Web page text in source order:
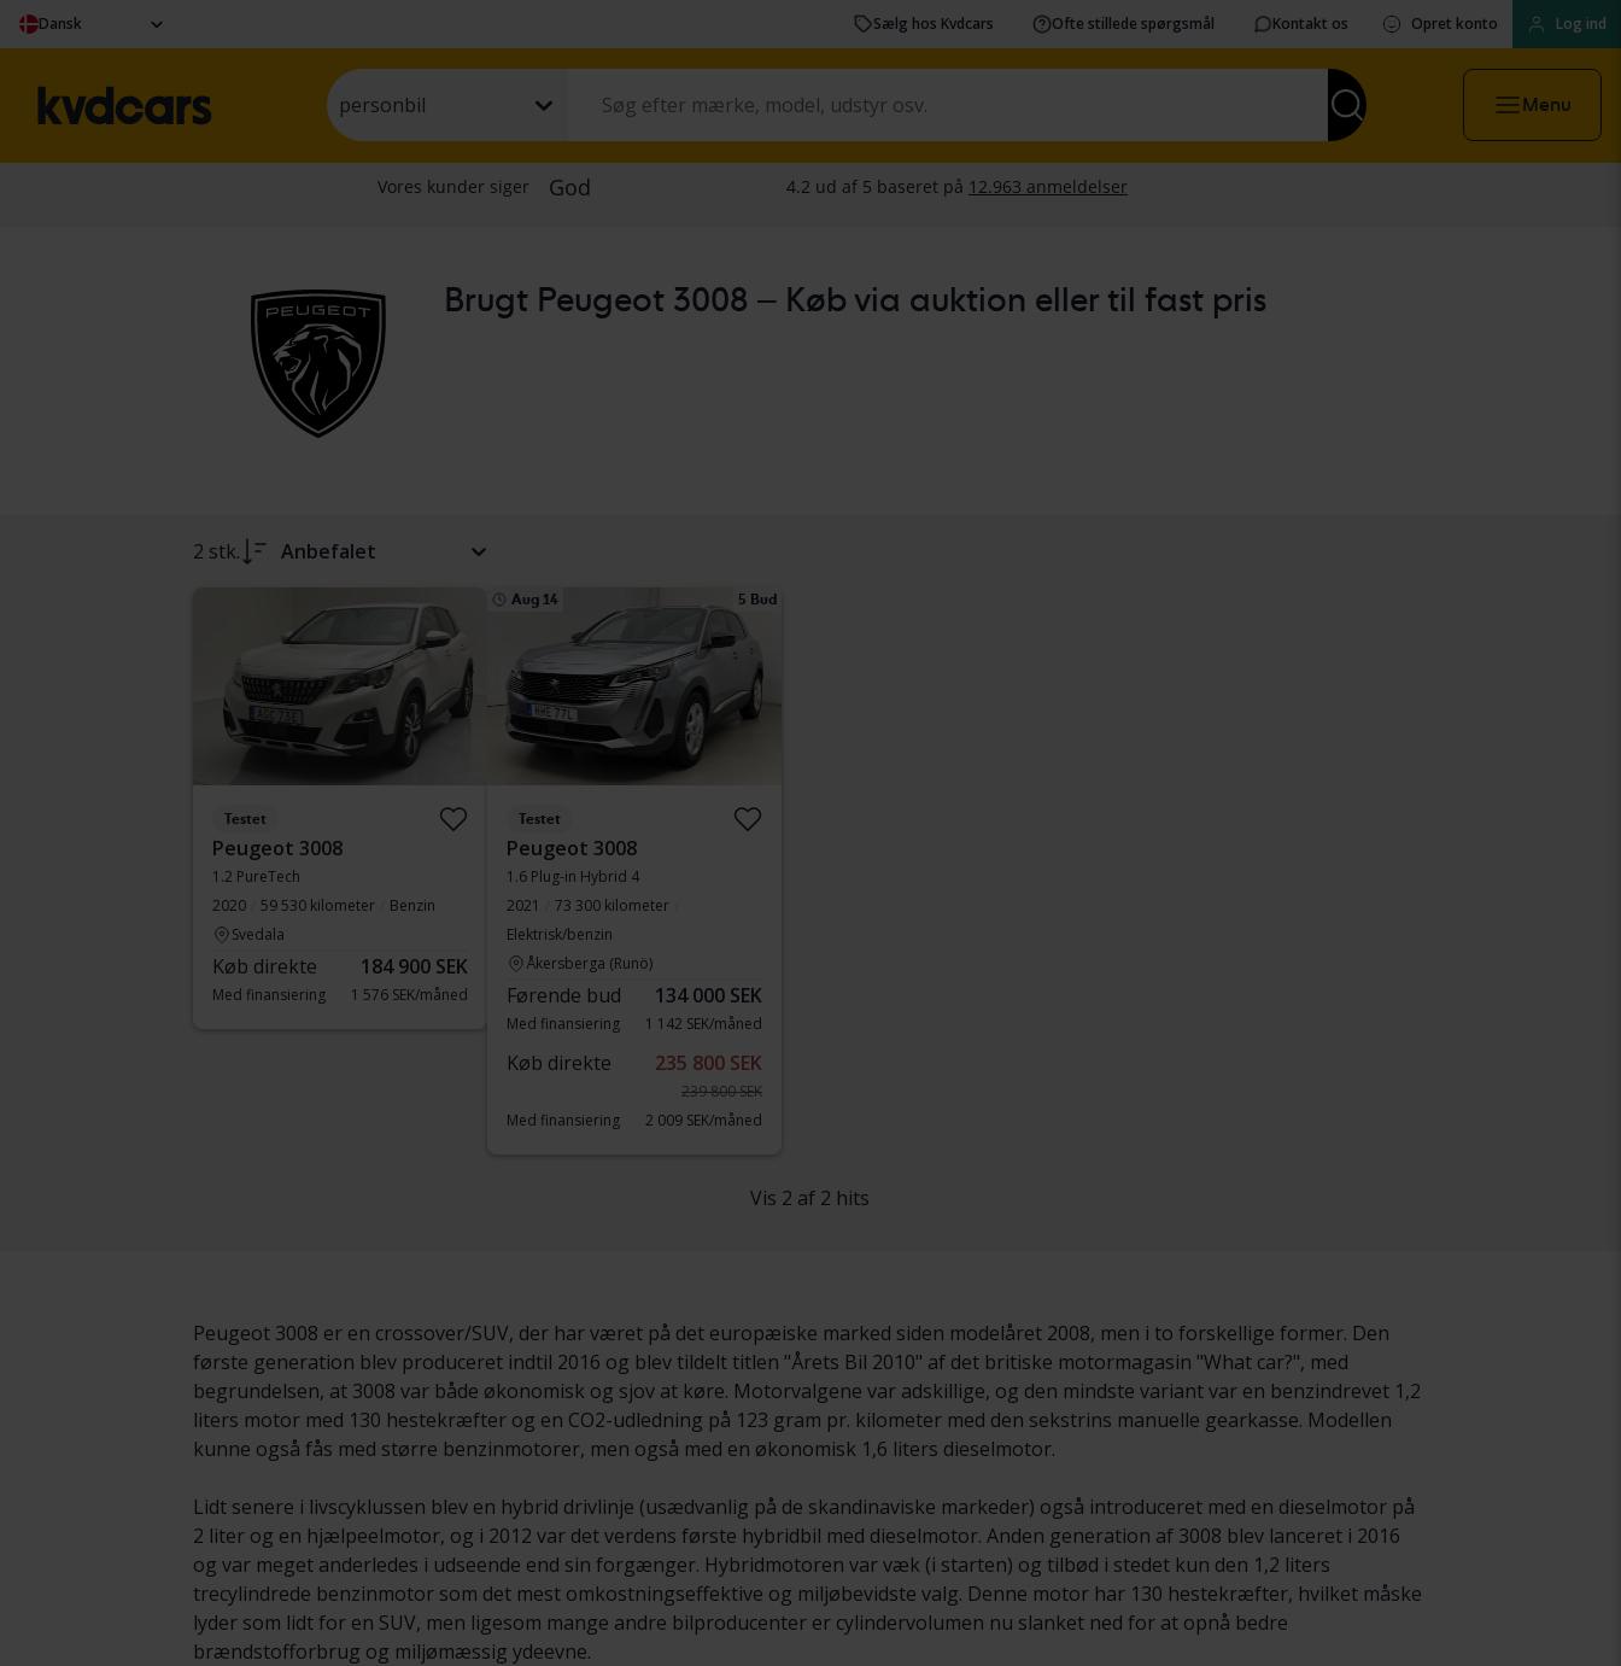
Dansk Sælg hos Kvdcars Ofte stillede spørgsmål Kontakt os Opret konto Log ind
personbil Menu
Brugt Peugeot 3008 – Køb via auktion eller til fast pris
2 stk. Anbefalet
Testet
Peugeot 3008
1.2 PureTech
2020
59 530 kilometer
Benzin
Svedala
Køb direkte 184 900 SEK
Med finansiering 1 576 SEK/måned
Aug 14 5 Bud
Testet
Peugeot 3008
1.6 Plug-in Hybrid 4
2021
73 300 kilometer
Elektrisk/benzin
Åkersberga (Runö)
Førende bud 134 000 SEK
Med finansiering 1 142 SEK/måned
Køb direkte 235 800 SEK
239 800 SEK
Med finansiering
2 009 SEK/måned
Vis 2 af 2 hits
Peugeot 3008 er en crossover/SUV, der har været på det europæiske marked siden modelåret 2008, men i to forskellige former. Den
første generation blev produceret indtil 2016 og blev tildelt titlen "Årets Bil 2010" af det britiske motormagasin "What car?", med
begrundelsen, at 3008 var både økonomisk og sjov at køre. Motorvalgene var adskillige, og den mindste variant var en benzindrevet 1,2
liters motor med 130 hestekræfter og en CO2-udledning på 123 gram pr. kilometer med den sekstrins manuelle gearkasse. Modellen
kunne også fås med større benzinmotorer, men også med en økonomisk 1,6 liters dieselmotor.
Lidt senere i livscyklussen blev en hybrid drivlinje (usædvanlig på de skandinaviske markeder) også introduceret med en dieselmotor på
2 liter og en hjælpeelmotor, og i 2012 var det verdens første hybridbil med dieselmotor. Anden generation af 3008 blev lanceret i 2016
og var meget anderledes i udseende end sin forgænger. Hybridmotoren var væk (i starten) og tilbød i stedet kun den 1,2 liters
trecylindrede benzinmotor som det mest omkostningseffektive og miljøbevidste valg. Denne motor har 130 hestekræfter, hvilket måske
lyder som lidt for en SUV, men ligesom mange andre bilproducenter er cylindervolumen nu slanket ned for at opnå bedre
brændstofforbrug og miljømæssig ydeevne.